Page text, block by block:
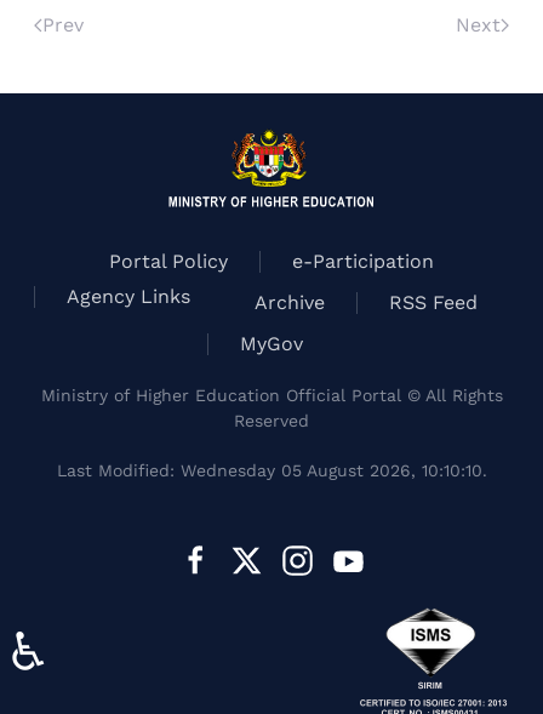
Prev Next
Portal Policy
e-Participation
Agency Links
Archive
RSS Feed
MyGov
Ministry of Higher Education Official Portal © All Rights
Reserved
Last Modified: Wednesday 05 August 2026, 10:10:10.